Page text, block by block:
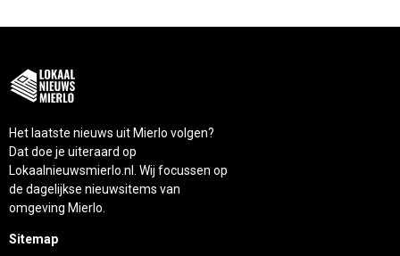
Het laatste nieuws uit Mierlo volgen?
Dat doe je uiteraard op
Lokaalnieuwsmierlo.nl. Wij focussen op
de dagelijkse nieuwsitems van
omgeving Mierlo.
Sitemap